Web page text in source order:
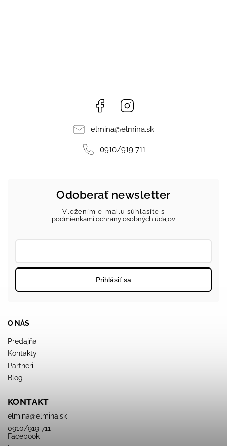
Facebook
elmina@elmina.sk
0910/919 711
O NÁS
Predajňa
Kontakty
Partneri
Blog
KONTAKT
elmina@elmina.sk
0910/919 711
Facebook
Odoberať newsletter
Vložením e-mailu súhlasíte s
podmienkami ochrany osobných údajov
Prihlásiť sa